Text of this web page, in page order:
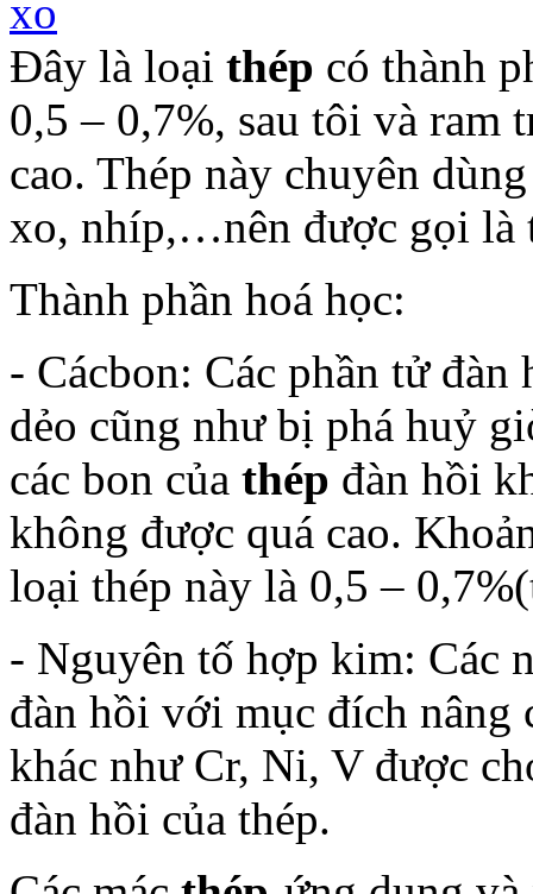
Đây là loại thép có thành
0,5 – 0,7%, sau tôi và ram
cao. Thép này chuyên
xo, nhíp,…nên được gọi là
Thành phần hoá học:
- Cácbon: Các phần tử
dẻo cũng như bị phá huỷ
các bon của thép đàn hồi
không được quá cao.
loại thép này là 0,5 –
- Nguyên tố hợp kim: Các
đàn hồi với mục đích nâng
khác như Cr, Ni, V được
đàn hồi của thép.